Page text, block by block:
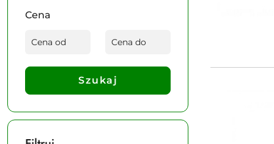
Cena
Szukaj